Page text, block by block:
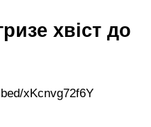
хвіст до
xKcnvg72f6Y